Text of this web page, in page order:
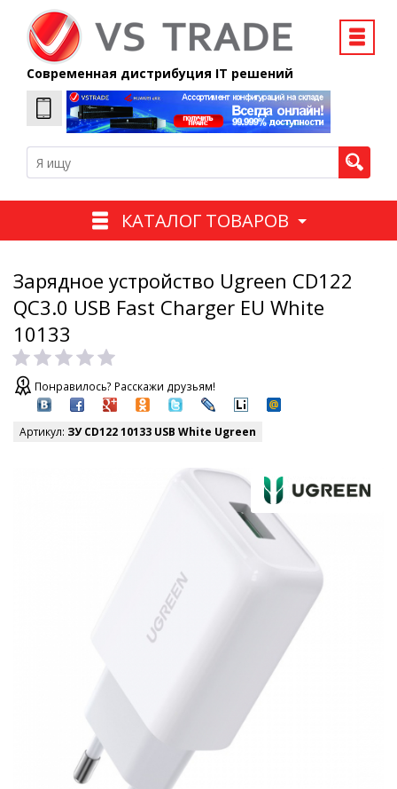
Современная дистрибуция IT решений
КАТАЛОГ ТОВАРОВ
Зарядное устройство Ugreen CD122
QC3.0 USB Fast Charger EU White
10133
Понравилось? Расскажи друзьям!
Артикул: ЗУ CD122 10133 USB White Ugreen